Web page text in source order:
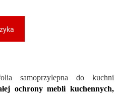
samoprzylepna do kuchni
ochrony mebli kuchennych,